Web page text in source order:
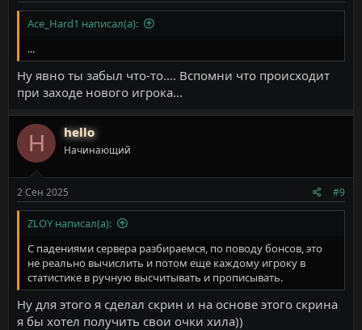
Ace_Hard1 написал(а):
...
Ну явно ты забыл что-то.... Вспомни что происходит
при заходе нового игрока...
H hello
Начинающий
2 Сен 2025 #9
ZLOY написал(а):
С падениями сервера разбираемся, по поводу бонсов, это
не реально вычислить и потом еще каждому игроку в
статистике в ручную высчитывать и прописывать.
Ну для этого я сделал скрин и на основе этого скрина
я бы хотел получить свои очки хила))